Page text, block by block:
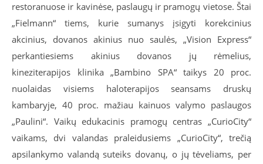
restoranuose ir kavinėse, paslaugų ir pramogų vietose. Štai
„Fielmann“ tiems, kurie sumanys įsigyti korekcinius
akcinius, dovanos akinius nuo saulės, „Vision Express“
perkantiesiems akinius dovanos jų rėmelius,
kineziterapijos klinika „Bambino SPA“ taikys 20 proc.
nuolaidas visiems haloterapijos seansams druskų
kambaryje, 40 proc. mažiau kainuos valymo paslaugos
„Paulini“. Vaikų edukacinis pramogų centras „CurioCity“
vaikams, dvi valandas praleidusiems „CurioCity“, trečią
apsilankymo valandą suteiks dovanų, o jų tėveliams, per